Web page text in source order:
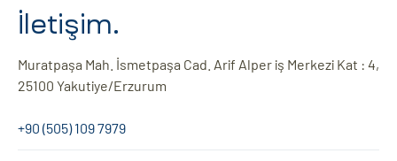
İletişim.
Muratpaşa Mah. İsmetpaşa Cad. Arif Alper iş Merkezi Kat : 4,
25100 Yakutiye/Erzurum
+90 (505) 109 7979